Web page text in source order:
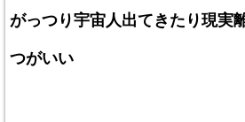
がっつり宇宙人出てきたり現実
つがいい